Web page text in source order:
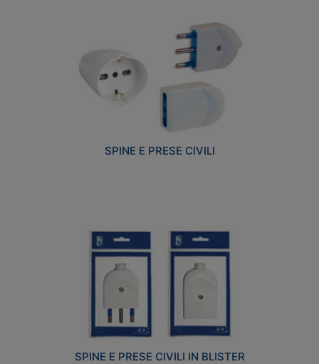
SPINE E PRESE CIVILI
SPINE E PRESE CIVILI IN BLISTER